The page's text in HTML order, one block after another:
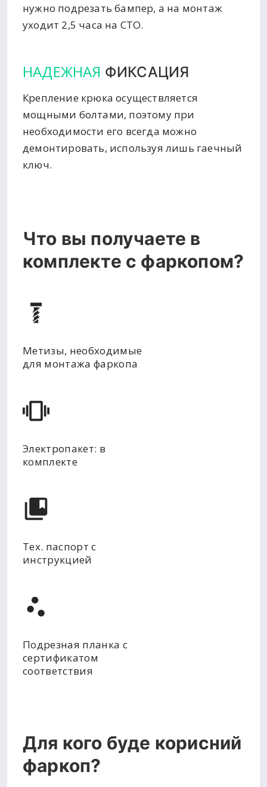
нужно подрезать бампер, а на монтаж
уходит 2,5 часа на СТО.
НАДЕЖНАЯ ФИКСАЦИЯ
Крепление крюка осуществляется
мощными болтами, поэтому при
необходимости его всегда можно
демонтировать, используя лишь гаечный
ключ.
Что вы получаете в
комплекте с фаркопом?
Метизы, необходимые
для монтажа фаркопа
Электропакет: в
комплекте
Тех. паспорт с
инструкцией
Подрезная планка с
сертификатом
соответствия
Для кого буде корисний
фаркоп?